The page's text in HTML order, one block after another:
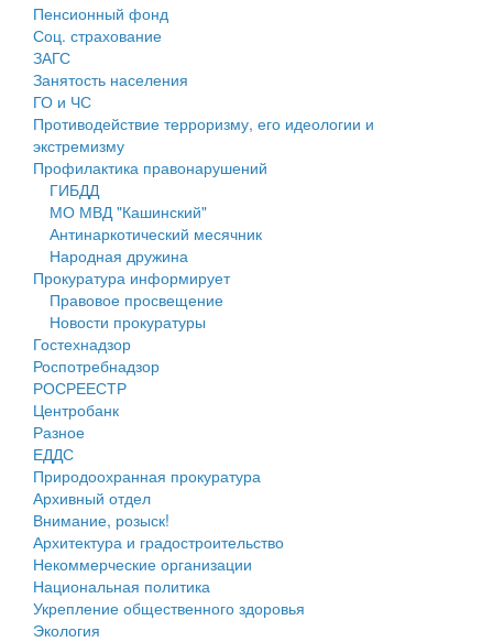
Противодействие коррупции
Контрольно-счетная палата
Персональные данные
Оценка регулирующего воздействия
Деятельность МУ
Нормативы градостроительного проектирования
Правила землепользования и застройки
Генеральные планы
Проекты планировки территории
Собрание депутатов
Городское поселение
Сельские поселения
Пенсионный фонд
Соц. страхование
ЗАГС
Занятость населения
ГО и ЧС
Противодействие терроризму, его идеологии и
экстремизму
Профилактика правонарушений
ГИБДД
МО МВД "Кашинский"
Антинаркотический месячник
Народная дружина
Прокуратура информирует
Правовое просвещение
Новости прокуратуры
Гостехнадзор
Роспотребнадзор
РОСРЕЕСТР
Центробанк
Разное
ЕДДС
Природоохранная прокуратура
Архивный отдел
Внимание, розыск!
Архитектура и градостроительство
Некоммерческие организации
Национальная политика
Укрепление общественного здоровья
Экология